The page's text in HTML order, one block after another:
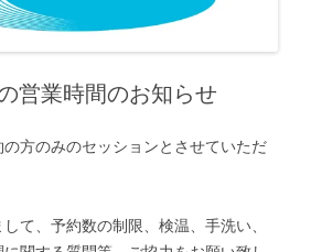
営業時間のお知らせ
方のみのセッションとさせていただ
て、予約数の制限、検温、手洗い、